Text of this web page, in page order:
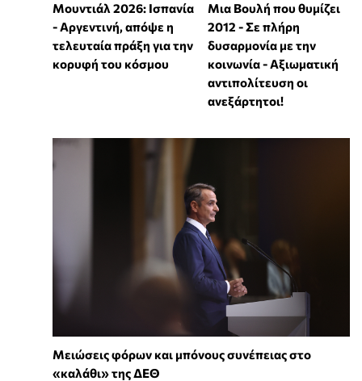
Μουντιάλ 2026: Ισπανία
- Αργεντινή, απόψε η
τελευταία πράξη για την
κορυφή του κόσμου
Μια Βουλή που θυμίζει
2012 - Σε πλήρη
δυσαρμονία με την
κοινωνία - Αξιωματική
αντιπολίτευση οι
ανεξάρτητοι!
Μειώσεις φόρων και μπόνους συνέπειας στο
«καλάθι» της ΔΕΘ